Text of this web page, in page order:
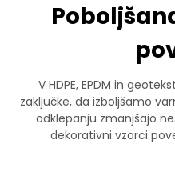
V HDPE, EPDM in
zaključke, da izboljšamo
odklepanju zmanjšajo
dekorativni vzorci